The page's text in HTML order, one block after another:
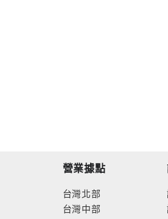
營業據點
台灣北部
台灣中部